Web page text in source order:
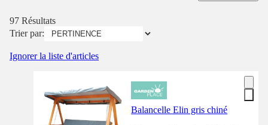
97 Résultats
Trier par:
Ignorer la liste d'articles
Balancelle Elin gris chiné